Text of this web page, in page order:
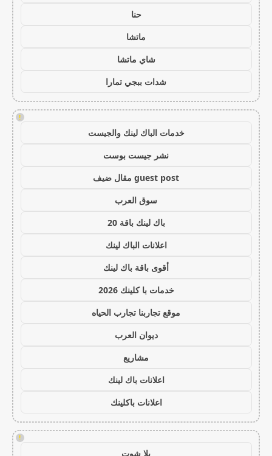
حنا
ماتشا
شاي ماتشا
شدات ببجي تمارا
!
خدمات الباك لينك والجيست
نشر جيست بوست
guest post مقال ضيف
سوق العرب
باك لينك باقة 20
اعلانات الباك لينك
أقوى باقة باك لينك
خدمات با كلينك 2026
موقع تجاربنا تجارب الحياه
ديوان العرب
مشاريع
اعلانات باك لينك
اعلانات باكلينك
!
يلا شوت